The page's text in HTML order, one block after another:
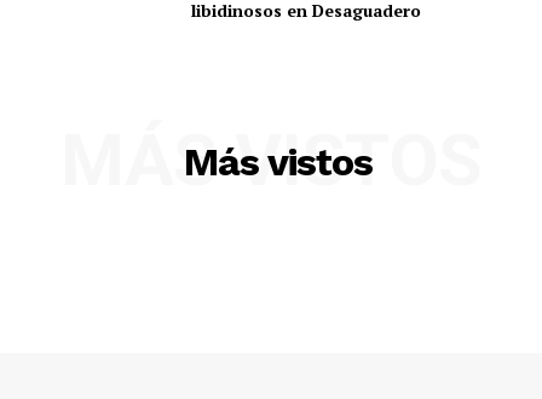
libidinosos en Desaguadero
Más vistos
MÁS VISTOS